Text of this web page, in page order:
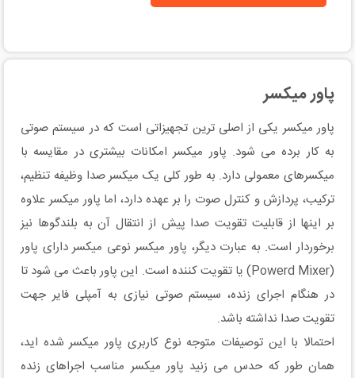
پاور میکسر
پاور میکسر یکی از اصلی ترین تجهیزاتی است که در سیستم صوتی
به کار برده می شود. پاور میکسر امکانات بیشتری در مقایسه با
میکسرهای معمولی دارد. به طور کلی یک میکسر صدا وظیفه تنظیم،
ترکیب، پردازش و کنترل صوت را بر عهده دارد، اما پاور میکسر علاوه
بر اینها از قابلیت تقویت صدا پیش از انتقال آن به بلندگوها نیز
برخوردار است. به عبارت دیگر، پاور میکسر نوعی میکسر دارای پاور
(Powerd Mixer) یا تقویت کننده است. این پاور باعث می شود تا
در هنگام اجرای زنده، سیستم صوتی نیازی به آمپلی فایر جهت
تقویت صدا نداشته باشد.
احتمالا با این توصیفات متوجه نوع کاربری پاور میکسر شده اید،
همان طور که حدس می زنید پاور میکسر مناسب اجراهای زنده